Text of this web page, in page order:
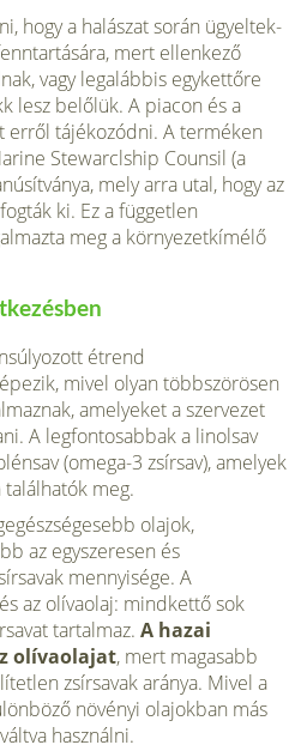
hogy a halászat során ügyeltek-
mert ellenkező
vagy legalábbis egykettőre
lesz belőlük. A piacon és a
erről tájékozódni. A terméken
Stewarclship Counsil (a
mely arra utal, hogy az
ki. Ez a független
meg a környezetkímélő
étrend
mivel olyan többszörösen
amelyeket a szervezet
A legfontosabbak a linolsav
(omega-3 zsírsav), amelyek
meg.
olajok,
az egyszeresen és
mennyisége. A
az olívaolaj: mindkettő sok
tartalmaz. A hazai
olívaolajat, mert magasabb
zsírsavak aránya. Mivel a
növényi olajokban más
használni.